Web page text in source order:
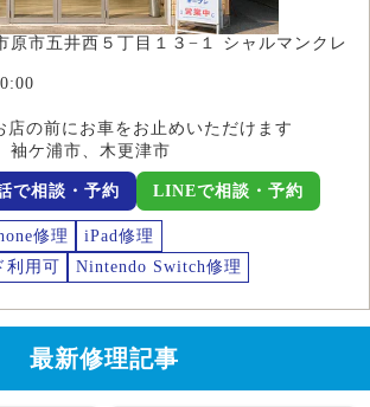
原市五井西５丁目１３−１ シャルマンクレ
の前にお車をお止めいただけます
袖ケ浦市、木更津市
で相談・予約 LINEで相談・予約
修理
iPad修理
利用可
Nintendo Switch修理
最新修理記事